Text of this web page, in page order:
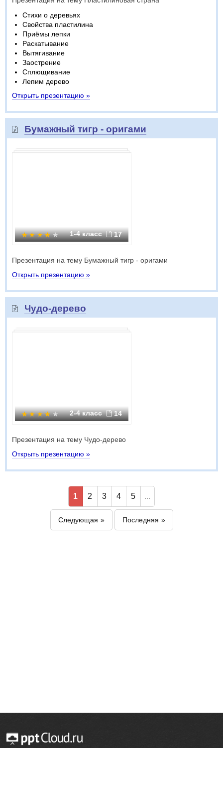
Стихи о деревьях
Свойства пластилина
Приёмы лепки
Раскатывание
Вытягивание
Заострение
Сплющивание
Лепим дерево
Открыть презентацию »
Бумажный тигр - оригами
1-4 класс 17
Презентация на тему Бумажный тигр - оригами
Открыть презентацию »
Чудо-дерево
2-4 класс 14
Презентация на тему Чудо-дерево
Открыть презентацию »
1 2 3 4 5 ...
Следующая Последняя